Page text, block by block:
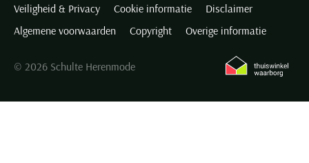
Veiligheid & Privacy Cookie informatie
Disclaimer
Algemene voorwaarden
Copyright Overige informatie
© 2026 Schulte Herenmode